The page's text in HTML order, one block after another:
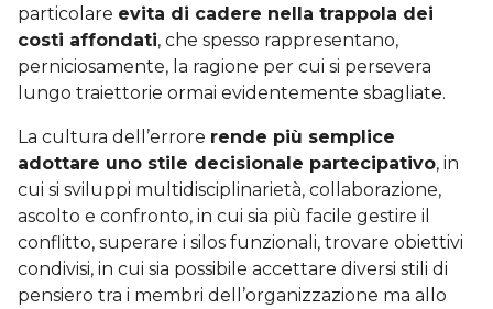
particolare evita di cadere nella trappola dei
costi affondati, che spesso rappresentano,
perniciosamente, la ragione per cui si persevera
lungo traiettorie ormai evidentemente sbagliate.
La cultura dell’errore rende più semplice
adottare uno stile decisionale partecipativo, in
cui si sviluppi multidisciplinarietà, collaborazione,
ascolto e confronto, in cui sia più facile gestire il
conflitto, superare i silos funzionali, trovare obiettivi
condivisi, in cui sia possibile accettare diversi stili di
pensiero tra i membri dell’organizzazione ma allo